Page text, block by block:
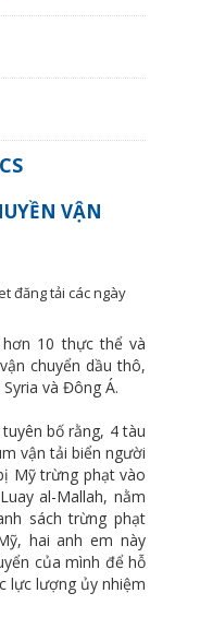
VẬN
đăng tải các ngày
10 thực thể và
chuyển dầu thô,
và Đông Á.
bố rằng, 4 tàu
vận tải biển người
Mỹ trừng phạt vào
al-Mallah, nằm
sách trừng phạt
hai anh em này
của mình để hỗ
lực lượng ủy nhiệm